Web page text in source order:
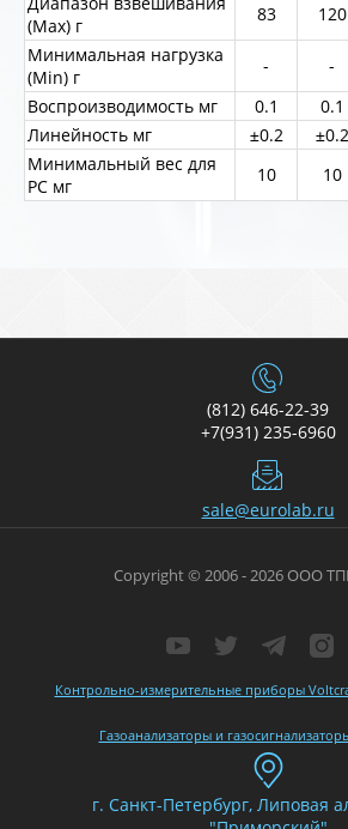
(Max) г
83 120
Минимальная нагрузка
(Min) г
- -
Воспроизводимость мг
0.1 0.1
Линейность мг
±0.2 ±0.2
Минимальный вес для
PC мг
10 10
(812) 646-22-39
+7(931) 235-6960
sale@eurolab.ru
Контрольно-измерительные приборы
Газоанализаторы и
г. Санкт-Петербург, Липовая
Copyright © 2006 - 2026 ООО